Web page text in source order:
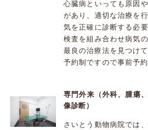
心臓病といっても原因
があり、適切な治療を
気を正確に診断する必
検査を組み合わせ病気
最良の治療法を見つけ
予約制ですので事前予
専門外来（外科、腫瘍
像診断）
さいとう動物病院では